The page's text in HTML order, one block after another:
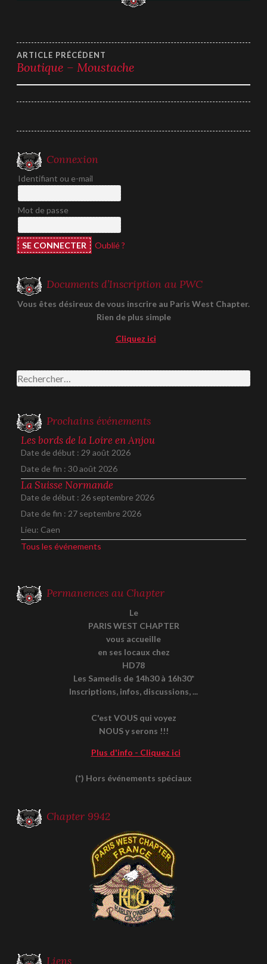
Navigation
de
ARTICLE PRÉCÉDENT
Boutique – Moustache
Connexion
Identifiant ou e-mail
Mot de passe
Oublié ?
Documents d’Inscription au PWC
Vous êtes désireux de vous inscrire au Paris West Chapter.
Rien de plus simple
Cliquez ici
Rechercher :
Prochains événements
Les bords de la Loire en Anjou
Date de début : 29 août 2026
Date de fin : 30 août 2026
La Suisse Normande
Date de début : 26 septembre 2026
Date de fin : 27 septembre 2026
Lieu: Caen
Tous les événements
Permanences au Chapter
Le
PARIS WEST CHAPTER
vous accueille
en ses locaux chez
HD78
Les Samedis de 14h30 à 16h30*
Inscriptions, infos, discussions, ...
C'est VOUS qui voyez
NOUS y serons !!!
Plus d'info - Cliquez ici
(*) Hors événements spéciaux
Chapter 9942
Liens